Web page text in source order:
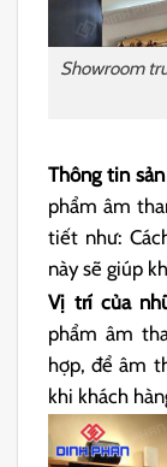
Showroom
Thông tin
phẩm âm
tiết như:
này sẽ giúp
Vị trí của
phẩm âm
hợp, để âm
khi khách